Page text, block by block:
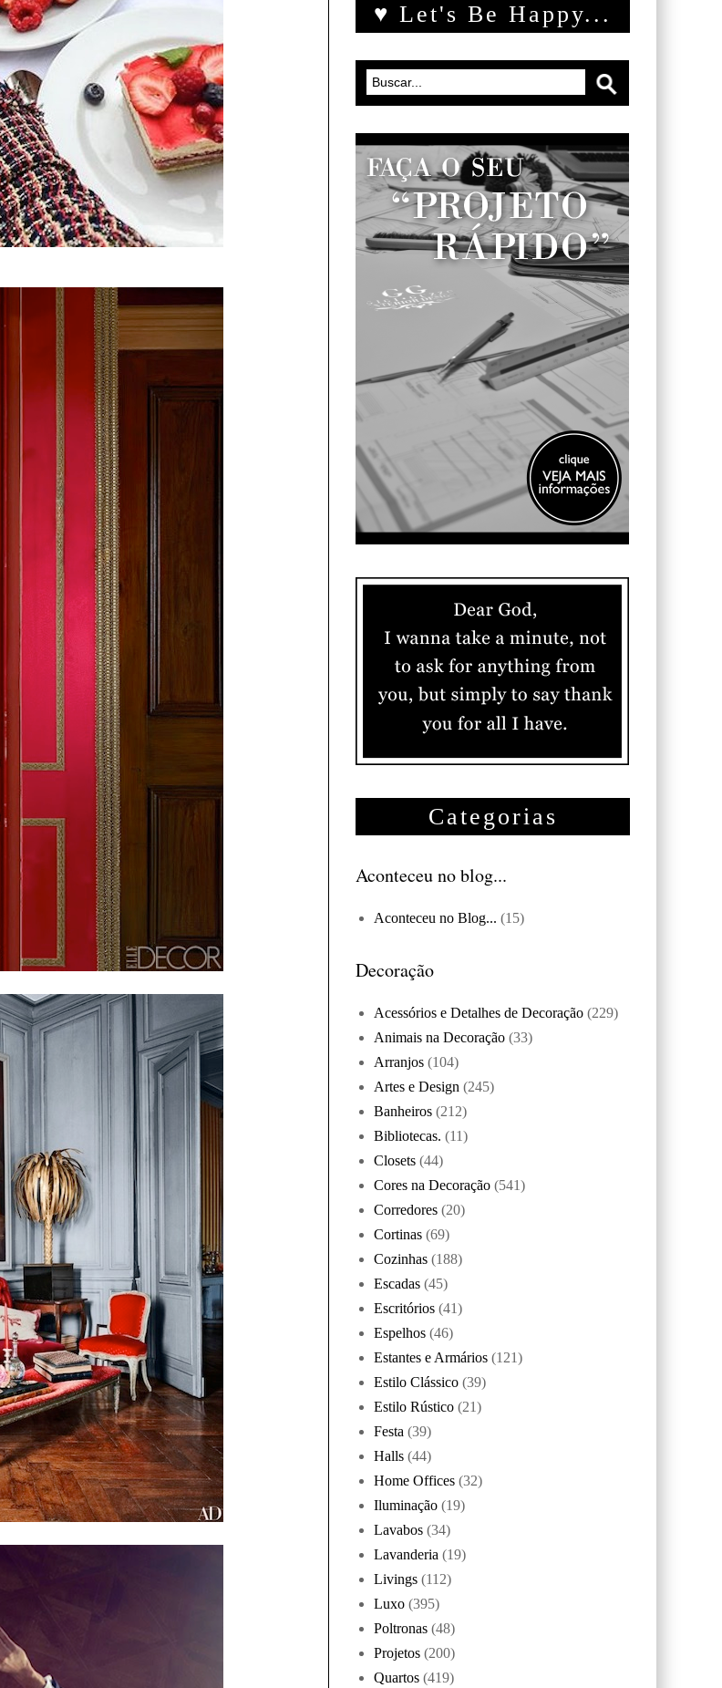
♥ Let's Be Happy...
Categorias
Aconteceu no blog...
Aconteceu no Blog... (15)
Decoração
Acessórios e Detalhes de Decoração (229)
Animais na Decoração (33)
Arranjos (104)
Artes e Design (245)
Banheiros (212)
Bibliotecas. (11)
Closets (44)
Cores na Decoração (541)
Corredores (20)
Cortinas (69)
Cozinhas (188)
Escadas (45)
Escritórios (41)
Espelhos (46)
Estantes e Armários (121)
Estilo Clássico (39)
Estilo Rústico (21)
Festa (39)
Halls (44)
Home Offices (32)
Iluminação (19)
Lavabos (34)
Lavanderia (19)
Livings (112)
Luxo (395)
Poltronas (48)
Projetos (200)
Quartos (419)